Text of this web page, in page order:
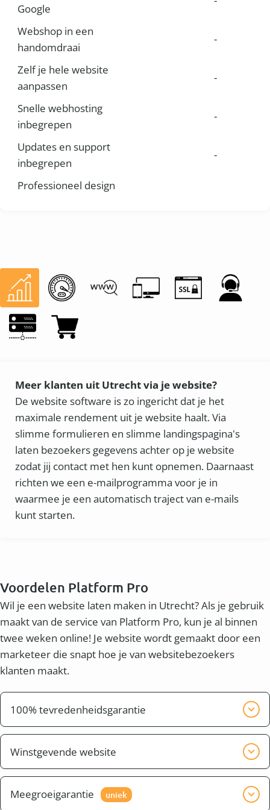
Google
Webshop in een
handomdraai
-
Zelf je hele website
aanpassen
-
Snelle webhosting
inbegrepen
-
Updates en support
inbegrepen
-
Professioneel design
Meer klanten uit Utrecht via je website?
De website software is zo ingericht dat je het
maximale rendement uit je website haalt. Via
slimme formulieren en slimme landingspagina's
laten bezoekers gegevens achter op je website
zodat jij contact met hen kunt opnemen. Daarnaast
richten we een e-mailprogramma voor je in
waarmee je een automatisch traject van e-mails
kunt starten.
Voordelen Platform Pro
Wil je een website laten maken in Utrecht? Als je gebruik
maakt van de service van Platform Pro, kun je al binnen
twee weken online! Je website wordt gemaakt door een
marketeer die snapt hoe je van websitebezoekers
klanten maakt.
100% tevredenheidsgarantie
Wij willen graag dat je tevreden bent met het
eindresultaat. Wij zorgen er voor dat de website pas
klaar is, wanneer jij tevreden bent.
Winstgevende website
Naast een mooie website wil je waarschijnlijk ook
een winstgevende website. Dit heet conversie. Je wilt
Meegroeigarantie uniek